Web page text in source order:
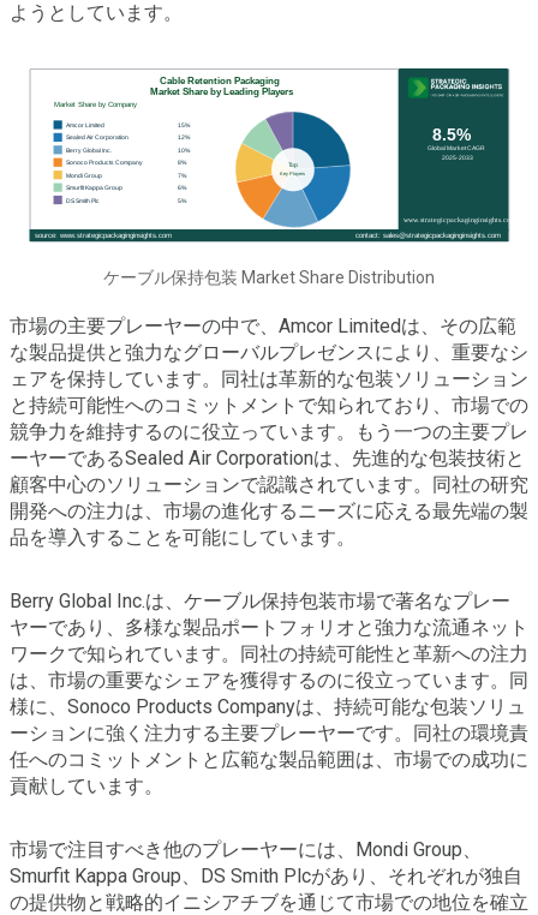
ようとしています。
ケーブル保持包装 Market Share Distribution
市場の主要プレーヤーの中で、Amcor Limitedは、その広範
な製品提供と強力なグローバルプレゼンスにより、重要なシ
ェアを保持しています。同社は革新的な包装ソリューション
と持続可能性へのコミットメントで知られており、市場での
競争力を維持するのに役立っています。もう一つの主要プレ
ーヤーであるSealed Air Corporationは、先進的な包装技術と
顧客中心のソリューションで認識されています。同社の研究
開発への注力は、市場の進化するニーズに応える最先端の製
品を導入することを可能にしています。
Berry Global Inc.は、ケーブル保持包装市場で著名なプレー
ヤーであり、多様な製品ポートフォリオと強力な流通ネット
ワークで知られています。同社の持続可能性と革新への注力
は、市場の重要なシェアを獲得するのに役立っています。同
様に、Sonoco Products Companyは、持続可能な包装ソリュ
ーションに強く注力する主要プレーヤーです。同社の環境責
任へのコミットメントと広範な製品範囲は、市場での成功に
貢献しています。
市場で注目すべき他のプレーヤーには、Mondi Group、
Smurfit Kappa Group、DS Smith Plcがあり、それぞれが独自
の提供物と戦略的イニシアチブを通じて市場での地位を確立